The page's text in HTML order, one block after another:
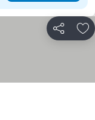
Compartir
precios